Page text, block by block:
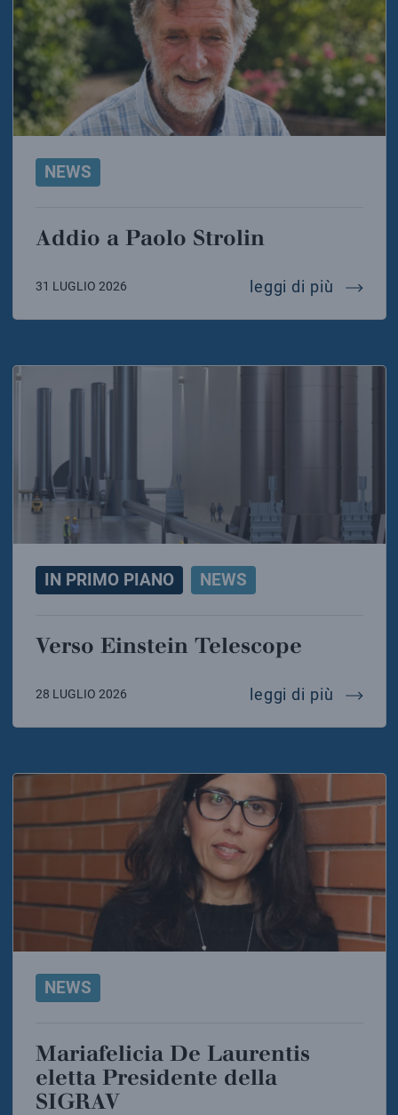
NEWS
Addio a Paolo Strolin
31 LUGLIO 2026 leggi di più addio
IN PRIMO PIANO NEWS
Verso Einstein Telescope
28 LUGLIO 2026 leggi di più verso
NEWS
Mariafelicia De Laurentis
eletta Presidente della
SIGRAV